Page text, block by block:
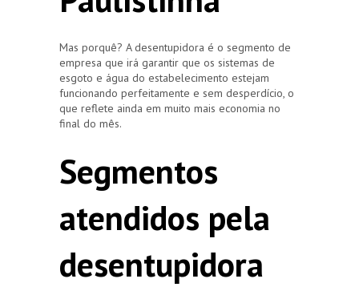
Mas porquê? A desentupidora é o segmento de
empresa que irá garantir que os sistemas de
esgoto e água do estabelecimento estejam
funcionando perfeitamente e sem desperdício, o
que reflete ainda em muito mais economia no
final do mês.
Segmentos
atendidos pela
desentupidora